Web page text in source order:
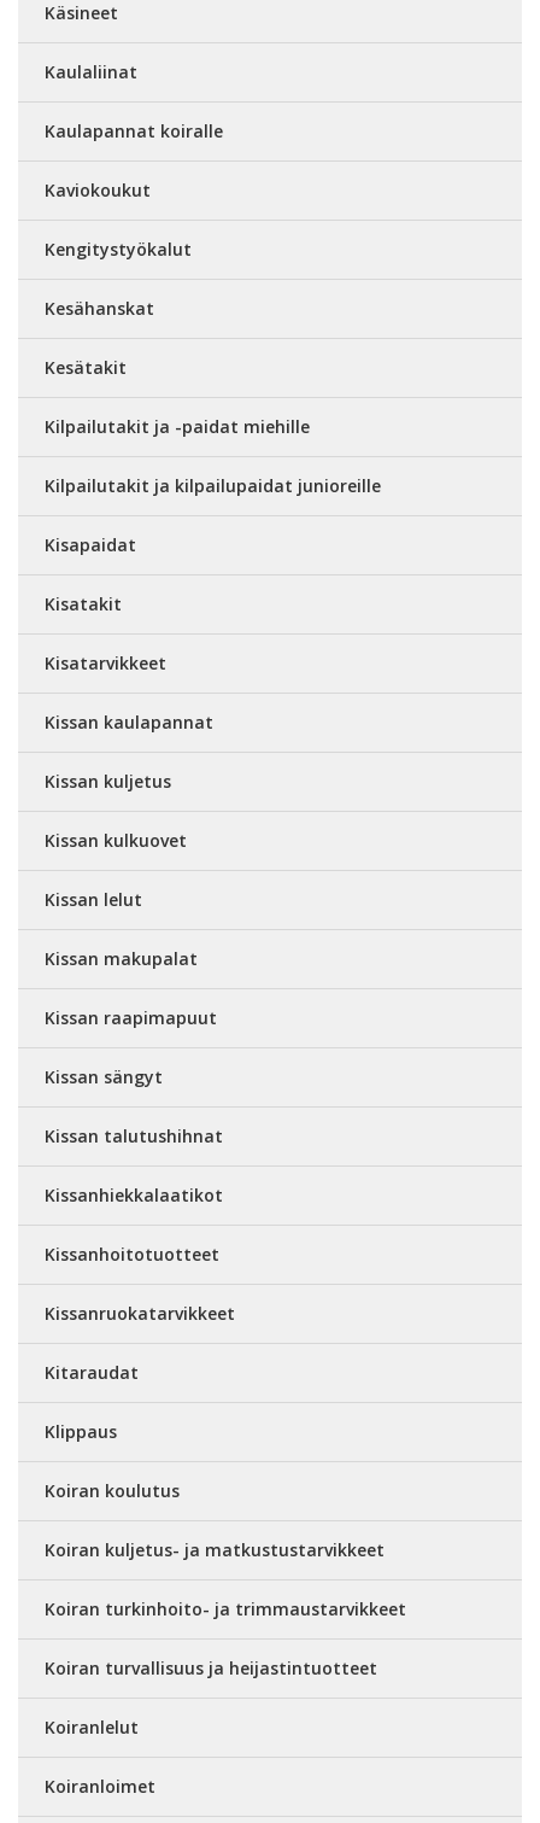
Käsineet
Kaulaliinat
Kaulapannat koiralle
Kaviokoukut
Kengitystyökalut
Kesähanskat
Kesätakit
Kilpailutakit ja -paidat miehille
Kilpailutakit ja kilpailupaidat junioreille
Kisapaidat
Kisatakit
Kisatarvikkeet
Kissan kaulapannat
Kissan kuljetus
Kissan kulkuovet
Kissan lelut
Kissan makupalat
Kissan raapimapuut
Kissan sängyt
Kissan talutushihnat
Kissanhiekkalaatikot
Kissanhoitotuotteet
Kissanruokatarvikkeet
Kitaraudat
Klippaus
Koiran koulutus
Koiran kuljetus- ja matkustustarvikkeet
Koiran turkinhoito- ja trimmaustarvikkeet
Koiran turvallisuus ja heijastintuotteet
Koiranlelut
Koiranloimet